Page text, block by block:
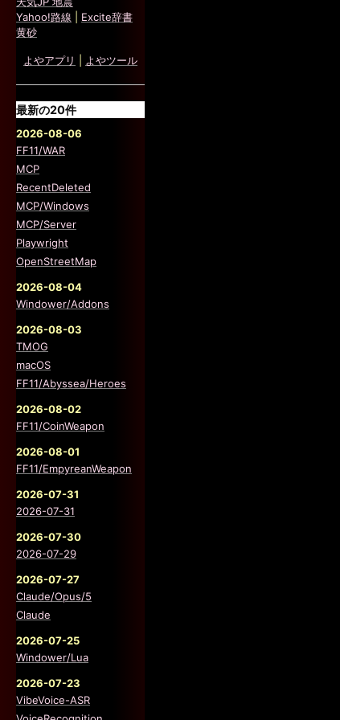
Yahoo!路線
Excite辞書
黄砂
よやアプリ よやツール
最新の20件
2026-08-06
FF11/WAR
MCP
RecentDeleted
MCP/Windows
MCP/Server
Playwright
OpenStreetMap
2026-08-04
Windower/Addons
2026-08-03
TMOG
macOS
FF11/Abyssea/Heroes
2026-08-02
FF11/CoinWeapon
2026-08-01
FF11/EmpyreanWeapon
2026-07-31
2026-07-31
2026-07-30
2026-07-29
2026-07-27
Claude/Opus/5
Claude
2026-07-25
Windower/Lua
2026-07-23
VibeVoice-ASR